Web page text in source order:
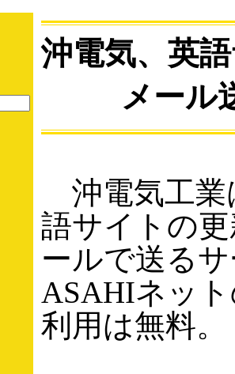
沖電気、英
メール
沖電気工業
語サイトの
ールで送る
ASAHIネッ
利用は無料。